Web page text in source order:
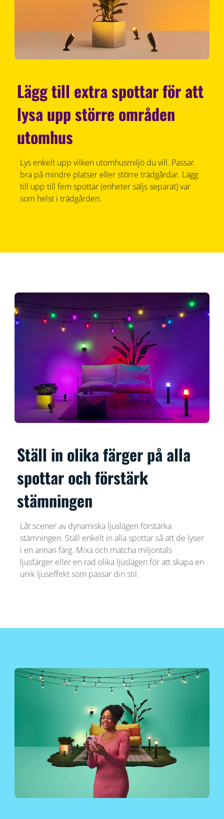
Lägg till extra spottar för att
lysa upp större områden
utomhus
Lys enkelt upp vilken utomhusmiljö du vill. Passar
bra på mindre platser eller större trädgårdar. Lägg
till upp till fem spottar (enheter säljs separat) var
som helst i trädgården.
Ställ in olika färger på alla
spottar och förstärk
stämningen
Låt scener av dynamiska ljuslägen förstärka
stämningen. Ställ enkelt in alla spottar så att de lyser
i en annan färg. Mixa och matcha miljontals
ljusfärger eller en rad olika ljuslägen för att skapa en
unik ljuseffekt som passar din stil.